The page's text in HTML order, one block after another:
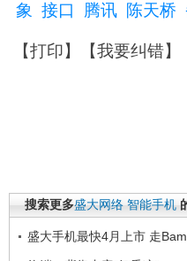
象
接口 腾讯 陈天桥
【打印】【我要纠错】
搜索更多盛大网络 智能手机
盛大手机最快4月上市 走